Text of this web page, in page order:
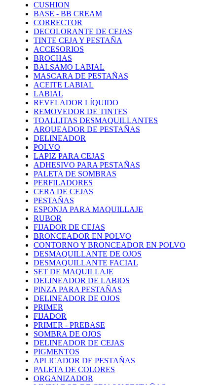
CUSHION
BASE - BB CREAM
CORRECTOR
DECOLORANTE DE CEJAS
TINTE CEJA Y PESTAÑA
ACCESORIOS
BROCHAS
BALSAMO LABIAL
MASCARA DE PESTAÑAS
ACEITE LABIAL
LABIAL
REVELADOR LÍQUIDO
REMOVEDOR DE TINTES
TOALLITAS DESMAQUILLANTES
ARQUEADOR DE PESTAÑAS
DELINEADOR
POLVO
LAPIZ PARA CEJAS
ADHESIVO PARA PESTAÑAS
PALETA DE SOMBRAS
PERFILADORES
CERA DE CEJAS
PESTAÑAS
ESPONJA PARA MAQUILLAJE
RUBOR
FIJADOR DE CEJAS
BRONCEADOR EN POLVO
CONTORNO Y BRONCEADOR EN POLVO
DESMAQUILLANTE DE OJOS
DESMAQUILLANTE FACIAL
SET DE MAQUILLAJE
DELINEADOR DE LABIOS
PINZA PARA PESTAÑAS
DELINEADOR DE OJOS
PRIMER
FIJADOR
PRIMER - PREBASE
SOMBRA DE OJOS
DELINEADOR DE CEJAS
PIGMENTOS
APLICADOR DE PESTAÑAS
PALETA DE COLORES
ORGANIZADOR